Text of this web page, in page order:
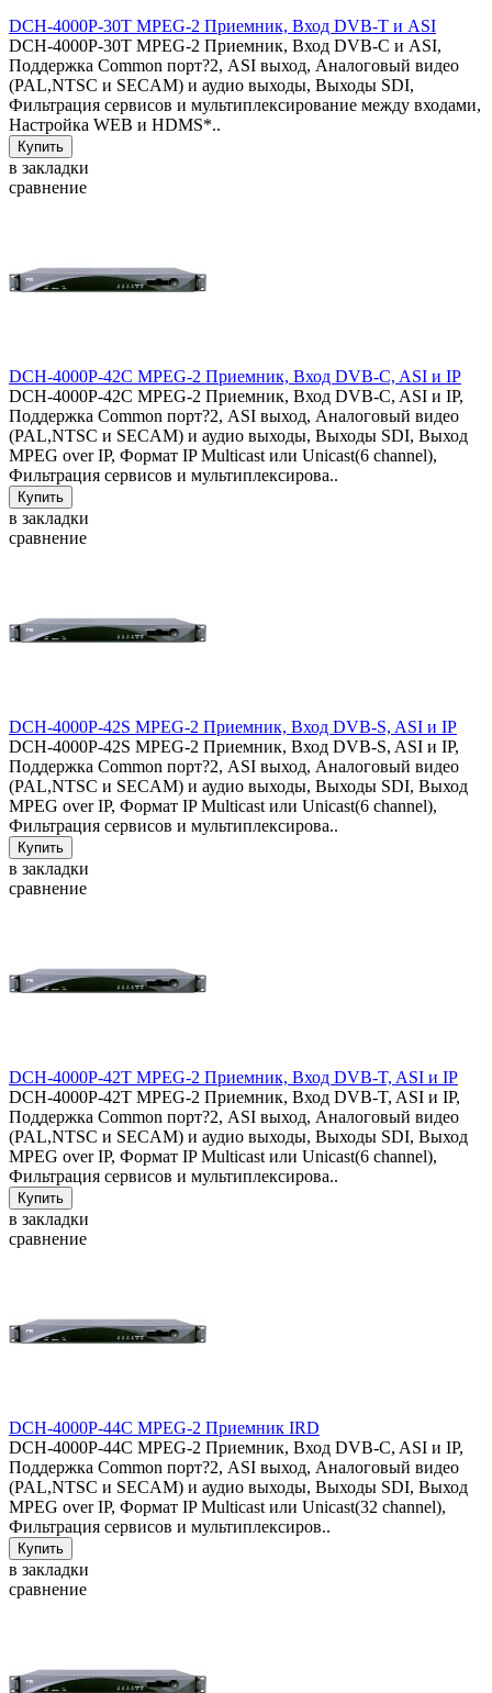
DCH-4000P-30T MPEG-2 Приемник, Вход DVB-T и ASI
DCH-4000P-30T MPEG-2 Приемник, Вход DVB-C и ASI,
Поддержка Common порт?2, ASI выход, Аналоговый видео
(PAL,NTSC и SECAM) и аудио выходы, Выходы SDI,
Фильтрация сервисов и мультиплексирование между входами,
Настройка WEB и HDMS*..
в закладки
сравнение
DCH-4000P-42C MPEG-2 Приемник, Вход DVB-C, ASI и IP
DCH-4000P-42C MPEG-2 Приемник, Вход DVB-C, ASI и IP,
Поддержка Common порт?2, ASI выход, Аналоговый видео
(PAL,NTSC и SECAM) и аудио выходы, Выходы SDI, Выход
MPEG over IP, Формат IP Multicast или Unicast(6 channel),
Фильтрация сервисов и мультиплексирова..
в закладки
сравнение
DCH-4000P-42S MPEG-2 Приемник, Вход DVB-S, ASI и IP
DCH-4000P-42S MPEG-2 Приемник, Вход DVB-S, ASI и IP,
Поддержка Common порт?2, ASI выход, Аналоговый видео
(PAL,NTSC и SECAM) и аудио выходы, Выходы SDI, Выход
MPEG over IP, Формат IP Multicast или Unicast(6 channel),
Фильтрация сервисов и мультиплексирова..
в закладки
сравнение
DCH-4000P-42T MPEG-2 Приемник, Вход DVB-T, ASI и IP
DCH-4000P-42T MPEG-2 Приемник, Вход DVB-T, ASI и IP,
Поддержка Common порт?2, ASI выход, Аналоговый видео
(PAL,NTSC и SECAM) и аудио выходы, Выходы SDI, Выход
MPEG over IP, Формат IP Multicast или Unicast(6 channel),
Фильтрация сервисов и мультиплексирова..
в закладки
сравнение
DCH-4000P-44C MPEG-2 Приемник IRD
DCH-4000P-44C MPEG-2 Приемник, Вход DVB-C, ASI и IP,
Поддержка Common порт?2, ASI выход, Аналоговый видео
(PAL,NTSC и SECAM) и аудио выходы, Выходы SDI, Выход
MPEG over IP, Формат IP Multicast или Unicast(32 channel),
Фильтрация сервисов и мультиплексиров..
в закладки
сравнение